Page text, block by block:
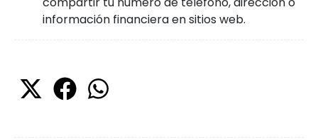
información financiera en sitios web.